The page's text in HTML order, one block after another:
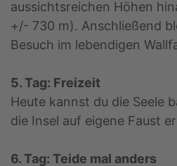
aussichtsreichen Höhen
+/- 730 m). Anschließend
Besuch im lebendigen
5. Tag: Freizeit
Heute kannst du die Seele
die Insel auf eigene Faust
6. Tag: Teide mal anders